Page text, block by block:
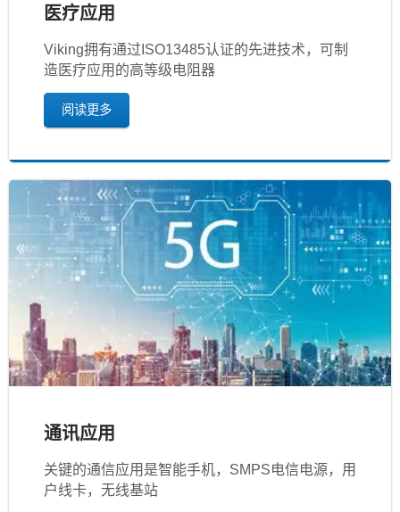
医疗应用
Viking拥有通过ISO13485认证的先进技术，可制
造医疗应用的高等级电阻器
阅读更多
通讯应用
关键的通信应用是智能手机，SMPS电信电源，用
户线卡，无线基站